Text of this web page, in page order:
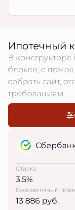
Ипотечный
В
блоков, с
собрать сайт,
требованиям
Ставка
3.5%
Ежемесячный
13 886 руб.